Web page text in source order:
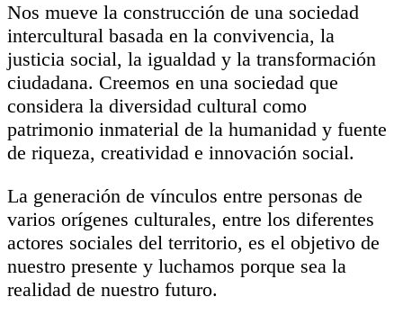
Nos mueve la construcción de una sociedad
intercultural basada en la convivencia, la
justicia social, la igualdad y la transformación
ciudadana. Creemos en una sociedad que
considera la diversidad cultural como
patrimonio inmaterial de la humanidad y fuente
de riqueza, creatividad e innovación social.
La generación de vínculos entre personas de
varios orígenes culturales, entre los diferentes
actores sociales del territorio, es el objetivo de
nuestro presente y luchamos porque sea la
realidad de nuestro futuro.